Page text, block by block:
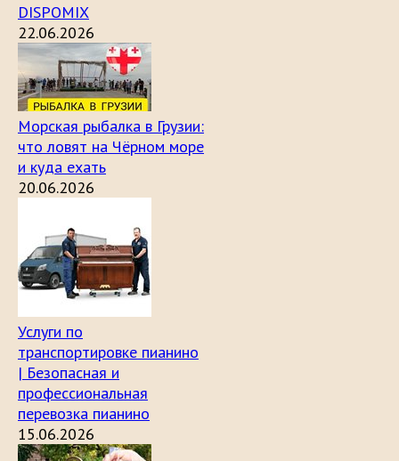
DISPOMIX
22.06.2026
Морская рыбалка в Грузии:
что ловят на Чёрном море
и куда ехать
20.06.2026
Услуги по
транспортировке пианино
| Безопасная и
профессиональная
перевозка пианино
15.06.2026